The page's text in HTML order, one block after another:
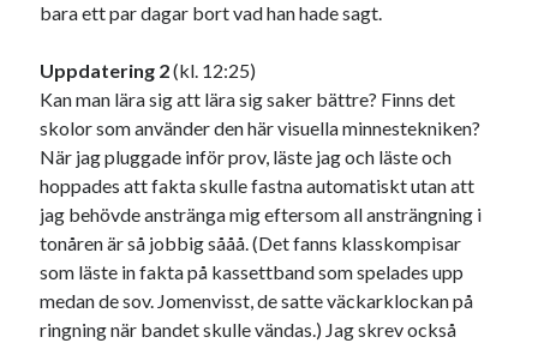
bara ett par dagar bort vad han hade sagt.
Uppdatering 2(kl. 12:25)
Kan man lära sig att lära sig saker bättre? Finns det
skolor som använder den här visuella minnestekniken?
När jag pluggade inför prov, läste jag och läste och
hoppades att fakta skulle fastna automatiskt utan att
jag behövde anstränga mig eftersom all ansträngning i
tonåren är så jobbig sååå. (Det fanns klasskompisar
som läste in fakta på kassettband som spelades upp
medan de sov. Jomenvisst, de satte väckarklockan på
ringning när bandet skulle vändas.) Jag skrev också